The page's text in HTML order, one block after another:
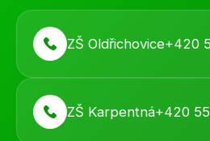
ZŠ Oldřichovice+420
ZŠ Karpentná+420